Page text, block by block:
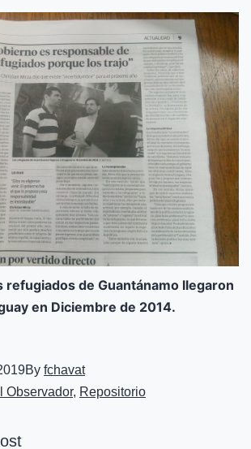
refugiados de Guantánamo llegaron
en Diciembre de 2014.
By fchavat
Observador, Repositorio